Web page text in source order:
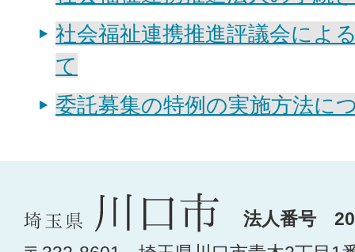
社会福祉連携推進評議会によ
て
委託募集の特例の実施方法に
法人番号